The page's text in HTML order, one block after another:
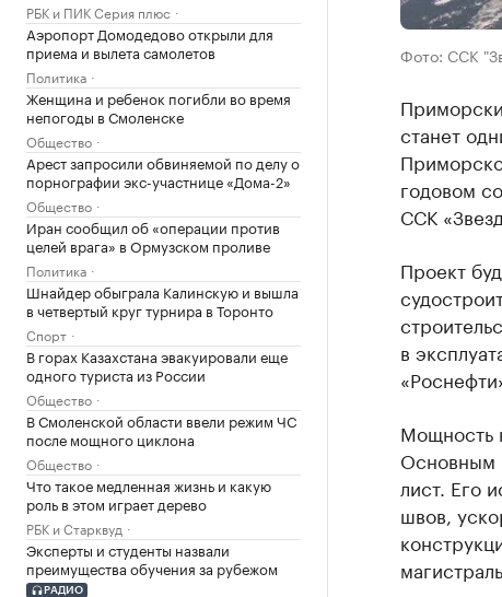
РБК и ПИК Серия плюс
Аэропорт Домодедово открыли для
приема и вылета самолетов
Политика
Женщина и ребенок погибли во время
непогоды в Смоленске
Общество
Арест запросили обвиняемой по делу о
порнографии экс-участнице «Дома-2»
Общество
Иран сообщил об «операции против
целей врага» в Ормузском проливе
Политика
Шнайдер обыграла Калинскую и вышла
в четвертый круг турнира в Торонто
Спорт
В горах Казахстана эвакуировали еще
одного туриста из России
Общество
В Смоленской области ввели режим ЧС
после мощного циклона
Общество
Что такое медленная жизнь и какую
роль в этом играет дерево
РБК и Старквуд
Эксперты и студенты назвали
преимущества обучения за рубежом
РАДИО
Фото: ССК
станет
годовом
ССК
Проект
в
Мощность
Основным
лист. Его
швов,